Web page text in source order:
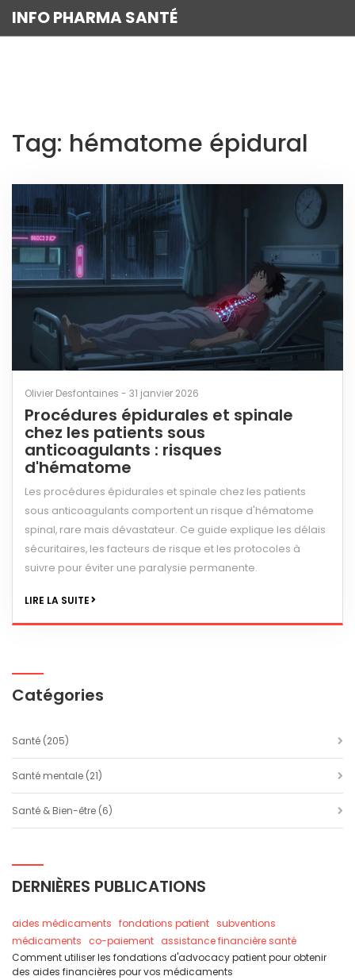
INFO PHARMA SANTÉ
Tag: hématome épidural
Olivier Desfontaines - 31 janvier 2026
Procédures épidurales et spinale
chez les patients sous
anticoagulants : risques
d'hématome
Les procédures épidurales et spinale chez les patients
sous anticoagulants comportent un risque d'hématome
spinal, rare mais dévastateur. Ce guide explique les délais
sécuritaires, les facteurs de risque et les protocoles à
suivre pour éviter une paralysie permanente.
LIRE LA SUITE
Catégories
Santé (205)
Santé mentale (21)
Santé & Bien-être (6)
DERNIÈRES PUBLICATIONS
aides médicaments fondations patient subventions
médicaments
co-paiement assistance financière santé
Comment utiliser les fondations d'advocacy patient pour obtenir
des aides financières pour vos médicaments